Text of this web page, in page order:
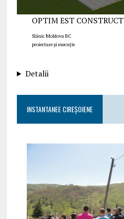
OPTIM EST CONSTRUCT
Slănic Moldova BC
proiectare și execuție
Detalii
INSTANTANEE CIREȘOIENE